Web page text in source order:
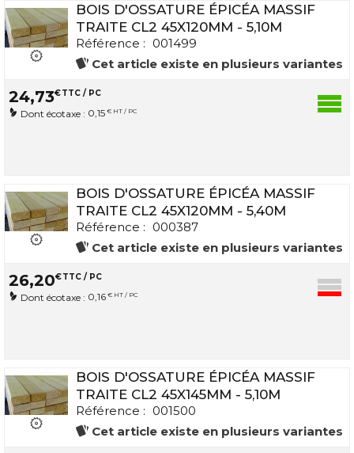
BOIS D'OSSATURE ÉPICÉA MASSIF
TRAITE CL2 45X120MM - 5,10M
Référence : 001499
Cet article existe en plusieurs variantes
24,73€TTC / PC
Dont écotaxe : 0,15 € HT / PC
BOIS D'OSSATURE ÉPICÉA MASSIF
TRAITE CL2 45X120MM - 5,40M
Référence : 000387
Cet article existe en plusieurs variantes
26,20€TTC / PC
Dont écotaxe : 0,16 € HT / PC
BOIS D'OSSATURE ÉPICÉA MASSIF
TRAITE CL2 45X145MM - 5,10M
Référence : 001500
Cet article existe en plusieurs variantes